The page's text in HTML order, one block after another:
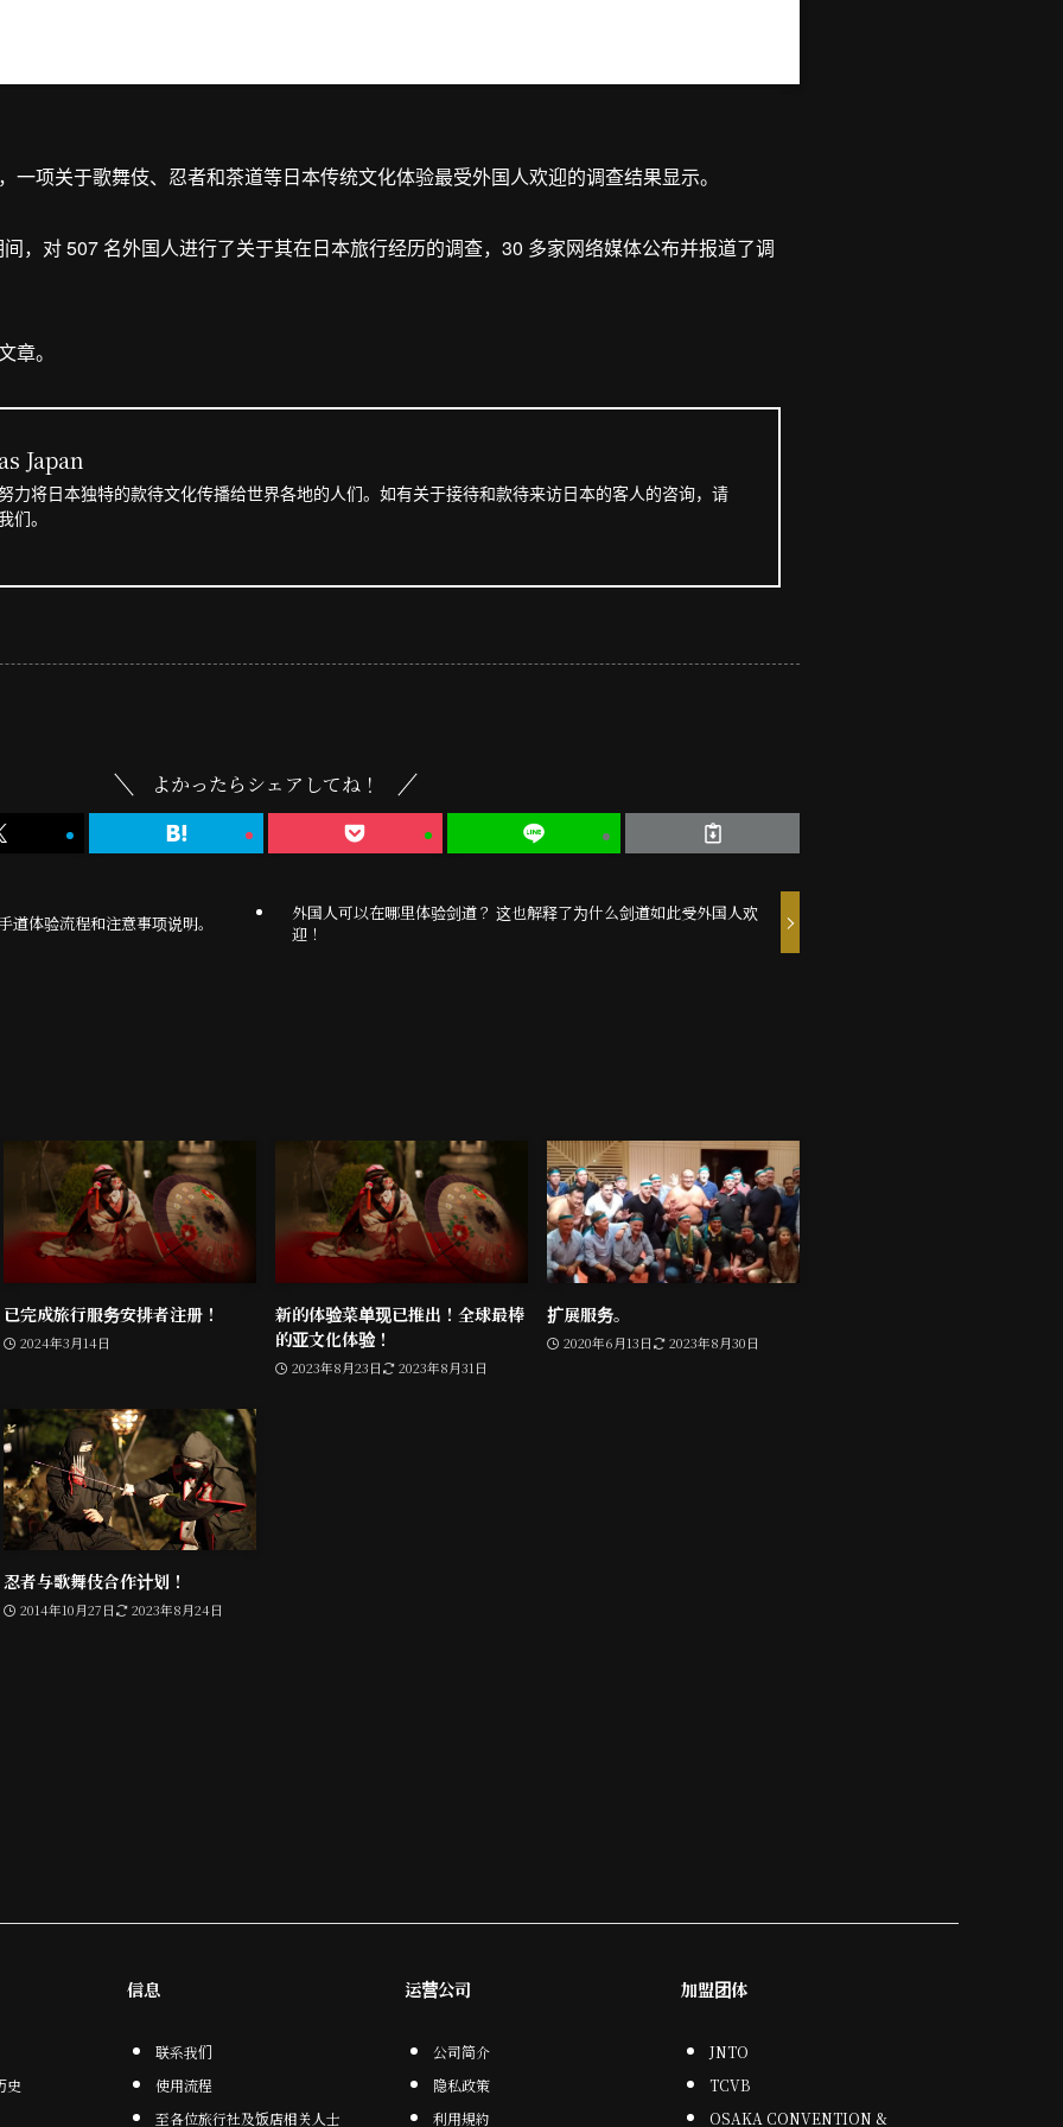
一项关于歌舞伎、忍者和茶道等日本传统文化体验最受外国人欢迎的调查结果显示。
，对 507 名外国人进行了关于其在日本旅行经历的调查，30 多家网络媒体公布并报道了调
章。
Japan
力将日本独特的款待文化传播给世界各地的人们。如有关于接待和款待来访日本的客人的咨询，请
们。
よかったらシェアしてね！
体验流程和注意事项说明。
外国人可以在哪里体验剑道？ 这也解释了为什么剑道如此受外国人欢
迎！
已完成旅行服务安排者注册！
2024年3月14日
新的体验菜单现已推出！全球最棒
的亚文化体验！
2023年8月23日 2023年8月31日
扩展服务。
2020年6月13日 2023年8月30日
忍者与歌舞伎合作计划！
2014年10月27日 2023年8月24日
史
信息
联系我们
使用流程
至各位旅行社及饭店相关人士
运营公司
公司简介
隐私政策
利用規約
加盟团体
JNTO
TCVB
OSAKA CONVENTION &